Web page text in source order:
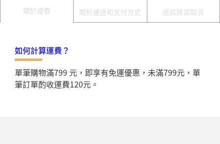
關於運費 關於運送和支付方式 退貨換貨取消
如何計算運費？
單筆購物滿799 元，即享有免運優惠，未滿799元，單
筆訂單酌收運費120元。